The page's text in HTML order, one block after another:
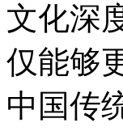
文化深
仅能够
中国传